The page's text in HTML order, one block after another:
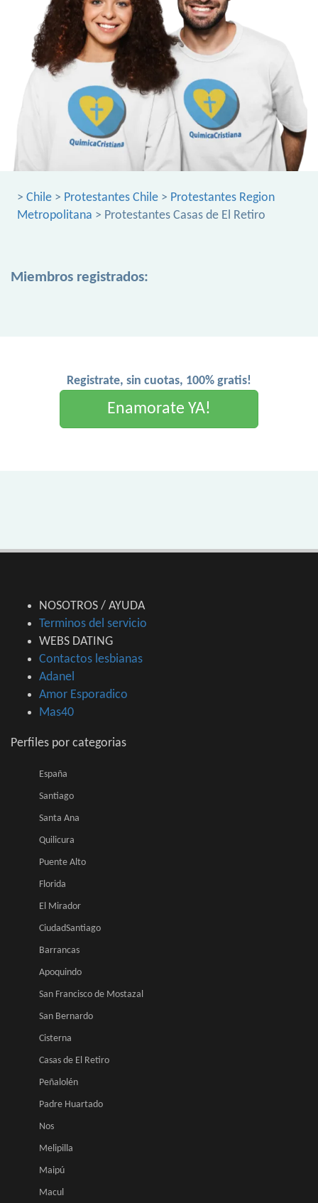
> Chile > Protestantes Chile > Protestantes Region
Metropolitana > Protestantes Casas de El Retiro
Miembros registrados:
Registrate, sin cuotas, 100% gratis!
Enamorate YA!
NOSOTROS / AYUDA
Terminos del servicio
WEBS DATING
Contactos lesbianas
Adanel
Amor Esporadico
Mas40
Perfiles por categorias
España
Santiago
Santa Ana
Quilicura
Puente Alto
Florida
El Mirador
CiudadSantiago
Barrancas
Apoquindo
San Francisco de Mostazal
San Bernardo
Cisterna
Casas de El Retiro
Peñalolén
Padre Huartado
Nos
Melipilla
Maipú
Macul